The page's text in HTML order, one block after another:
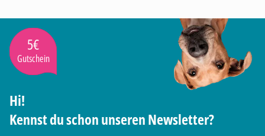
5€
Gutschein
Hi!
Kennst du schon unseren Newsletter?